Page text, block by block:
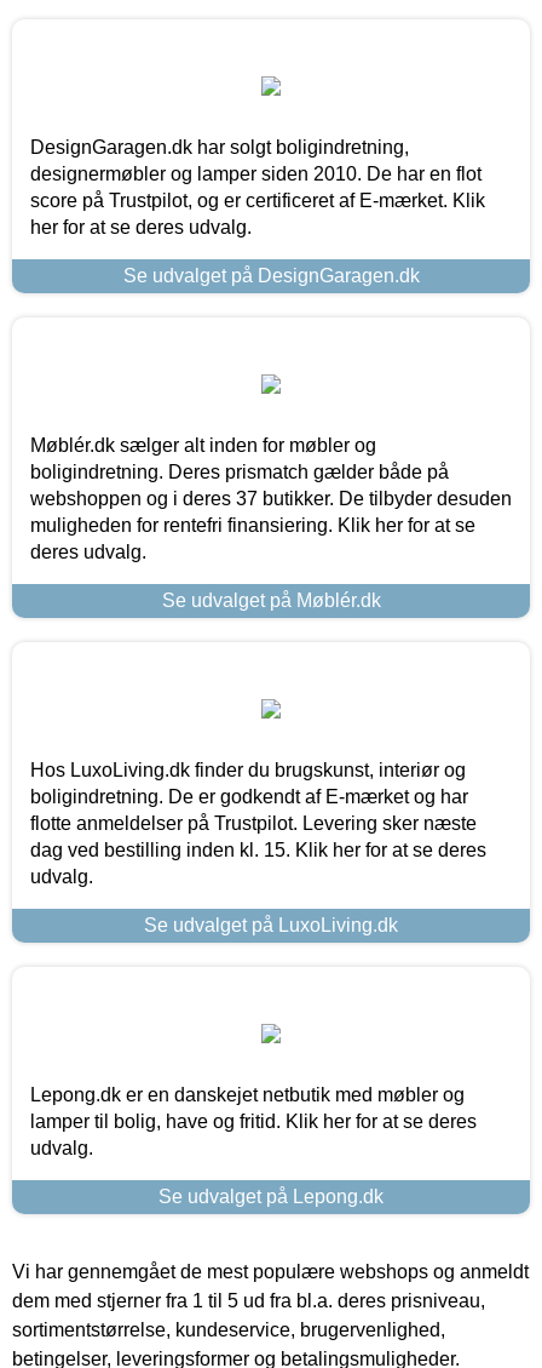
DesignGaragen.dk har solgt boligindretning,
designermøbler og lamper siden 2010. De har en flot
score på Trustpilot, og er certificeret af E-mærket. Klik
her for at se deres udvalg.
Se udvalget på DesignGaragen.dk
Møblér.dk sælger alt inden for møbler og
boligindretning. Deres prismatch gælder både på
webshoppen og i deres 37 butikker. De tilbyder desuden
muligheden for rentefri finansiering. Klik her for at se
deres udvalg.
Se udvalget på Møblér.dk
Hos LuxoLiving.dk finder du brugskunst, interiør og
boligindretning. De er godkendt af E-mærket og har
flotte anmeldelser på Trustpilot. Levering sker næste
dag ved bestilling inden kl. 15. Klik her for at se deres
udvalg.
Se udvalget på LuxoLiving.dk
Lepong.dk er en danskejet netbutik med møbler og
lamper til bolig, have og fritid. Klik her for at se deres
udvalg.
Se udvalget på Lepong.dk
Vi har gennemgået de mest populære webshops og anmeldt
dem med stjerner fra 1 til 5 ud fra bl.a. deres prisniveau,
sortimentstørrelse, kundeservice, brugervenlighed,
betingelser, leveringsformer og betalingsmuligheder.